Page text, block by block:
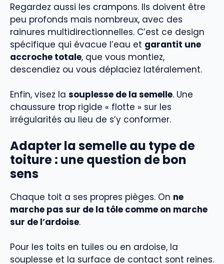
Regardez aussi les crampons. Ils doivent être
peu profonds mais nombreux, avec des
rainures multidirectionnelles. C’est ce design
spécifique qui évacue l’eau et garantit une
accroche totale, que vous montiez,
descendiez ou vous déplaciez latéralement.
Enfin, visez la souplesse de la semelle. Une
chaussure trop rigide « flotte » sur les
irrégularités au lieu de s’y conformer.
Adapter la semelle au type de
toiture : une question de bon
sens
Chaque toit a ses propres pièges. On ne
marche pas sur de la tôle comme on marche
sur de l’ardoise.
Pour les toits en tuiles ou en ardoise, la
souplesse et la surface de contact sont reines.